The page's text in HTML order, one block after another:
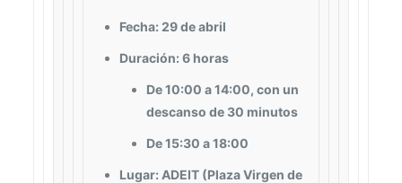
Fecha: 29 de abril
Duración: 6 horas
De 10:00 a 14:00, con un
descanso de 30 minutos
De 15:30 a 18:00
Lugar: ADEIT (Plaza Virgen de